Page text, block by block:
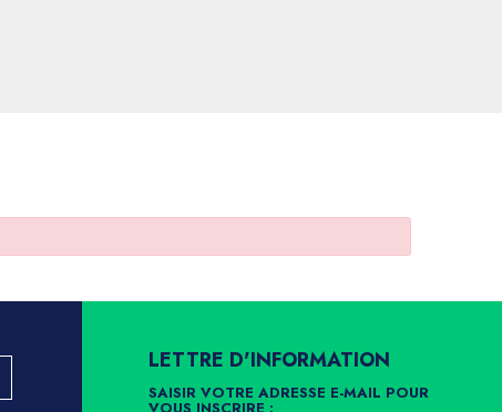
LETTRE D'INFORMATION
SAISIR VOTRE ADRESSE E-MAIL POUR